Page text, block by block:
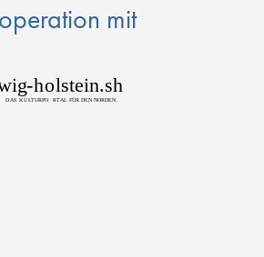
mit
-holstein.sh
D AS KULTURPO RTAL FÜR DEN NORDEN